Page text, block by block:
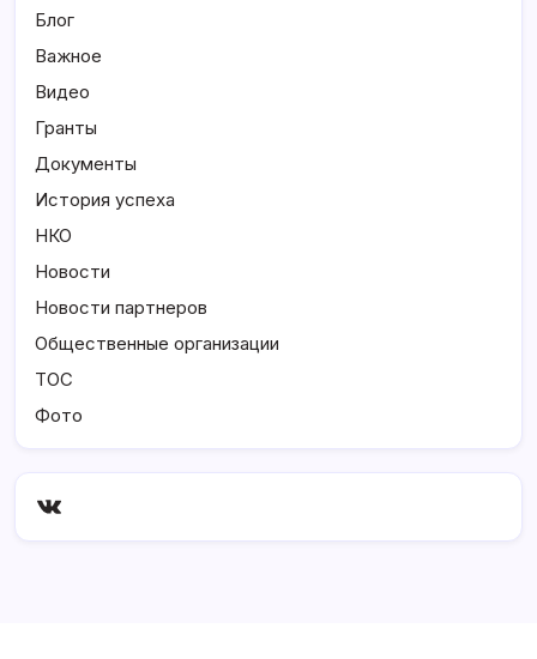
Блог
Важное
Видео
Гранты
Документы
История успеха
НКО
Новости
Новости партнеров
Общественные организации
ТОС
Фото
ВКонтакте